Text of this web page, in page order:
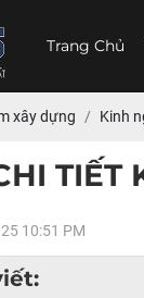
Trang Chủ
xây dựng Kinh
TIẾT
10:51 PM